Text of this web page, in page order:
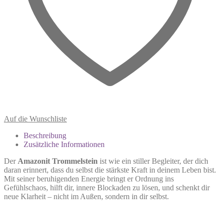
Auf die Wunschliste
Beschreibung
Zusätzliche Informationen
Der Amazonit Trommelstein ist wie ein stiller Begleiter, der dich
daran erinnert, dass du selbst die stärkste Kraft in deinem Leben bist.
Mit seiner beruhigenden Energie bringt er Ordnung ins
Gefühlschaos, hilft dir, innere Blockaden zu lösen, und schenkt dir
neue Klarheit – nicht im Außen, sondern in dir selbst.